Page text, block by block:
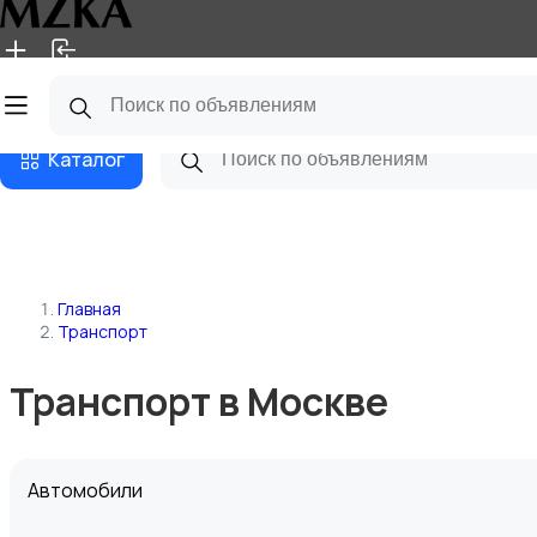
Главная Магазины
Каталог
Главная
Транспорт
Транспорт в Москве
Автомобили